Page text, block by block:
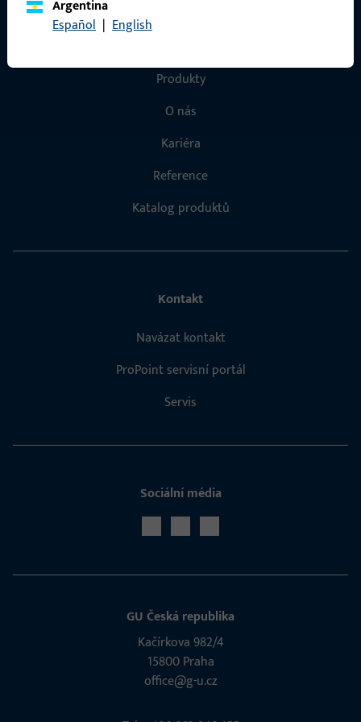
Argentina
Español | English
Produkty
O nás
Kariéra
Reference
Katalog produktů
Kontakt
Navázat kontakt
ProPoint servisní portál
Servis
Sociální média
GU Česká republika
Kačírkova 982/4
15800 Praha
office@g-u.cz